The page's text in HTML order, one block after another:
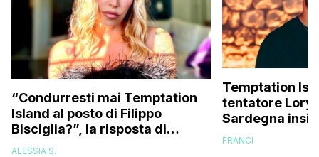
“Condurresti mai Temptation
Island al posto di Filippo
Bisciglia?”, la risposta di
Karina Cascella: “Andrei di
ALESSIA S.
Temptation
tentatore Lory
Sardegna
fidanzate (e
FRANCI